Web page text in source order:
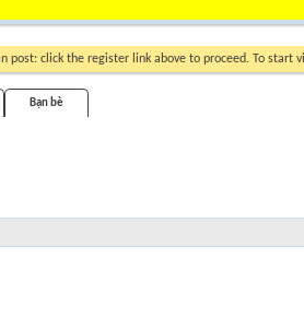
post: click the register link above to proceed. To
Bạn bè